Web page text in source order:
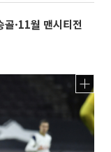
·11월 맨시티전